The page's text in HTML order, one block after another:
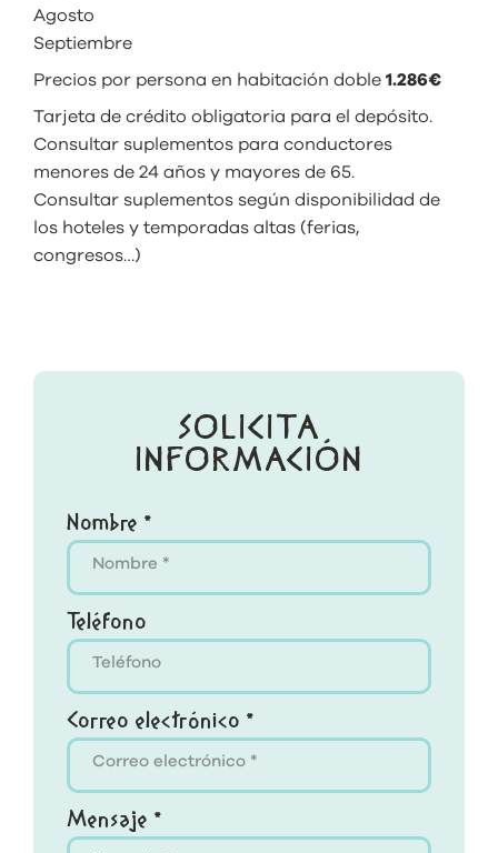
Agosto
Septiembre
Precios por persona en habitación doble 1.286€
Tarjeta de crédito obligatoria para el depósito.
Consultar suplementos para conductores
menores de 24 años y mayores de 65.
Consultar suplementos según disponibilidad de
los hoteles y temporadas altas (ferias,
congresos…)
SOLICITA
INFORMACIÓN
Nombre *
Teléfono
Correo electrónico *
Mensaje *